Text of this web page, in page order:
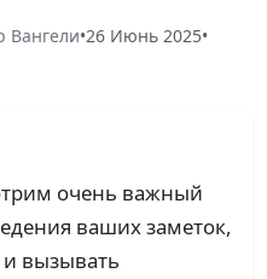
Вангели•26 Июнь 2025•
очень важный
ваших заметок,
вызывать